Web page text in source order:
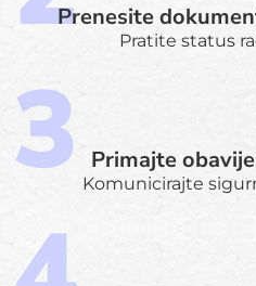
Prenesite
Pratite status
Primajte
Komunicirajte